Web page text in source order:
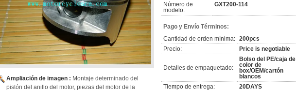
Ampliación de imagen : Montaje determinado del
pistón del anillo del motor, piezas del motor de la
Número de
modelo:
GXT200-114
Pago y Envío Términos:
Cantidad de orden mínima: 200pcs
Precio:
Price is negotiable
Detalles de empaquetado:
Bolso del PE/caja de
color de
box/OEM/cartón
blancos
Tiempo de entrega:
20DAYS